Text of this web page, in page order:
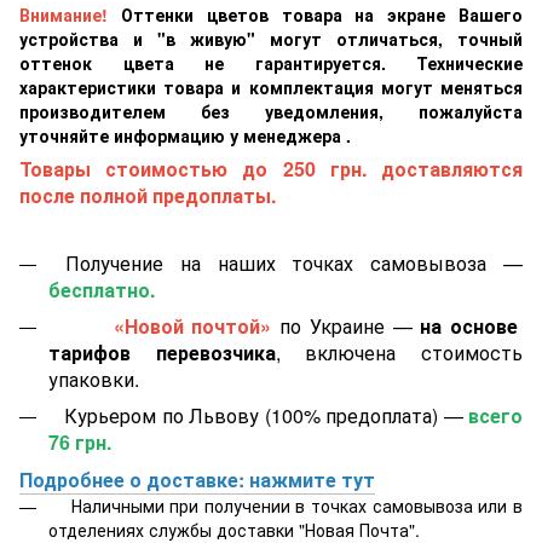
Внимание!
Оттенки цветов товара на экране Вашего
устройства и "в живую" могут отличаться, точный
оттенок цвета не гарантируется. Технические
характеристики товара и комплектация могут меняться
производителем без уведомления, пожалуйста
уточняйте информацию у менеджера .
Товары стоимостью до 250 грн. доставляются
после полной предоплаты.
Получение на наших точках самовывоза —
бесплатно.
«Новой почтой» по Украине — на основе
тарифов перевозчика, включена стоимость
упаковки.
Курьером по Львову (100% предоплата) — всего
76 грн.
Подробнее о доставке: нажмите тут
Наличными при получении в точках самовывоза или в
отделениях службы доставки "Новая Почта".